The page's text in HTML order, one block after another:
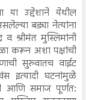
या उद्देशाने येथील
बड्या नेत्यांना
श्रीमंत मुस्लिमांनी
करून अशा पक्षांची
सुरुवातच वाईट
इत्यादी घटनांमुळे
आणि समाज पूर्णत: